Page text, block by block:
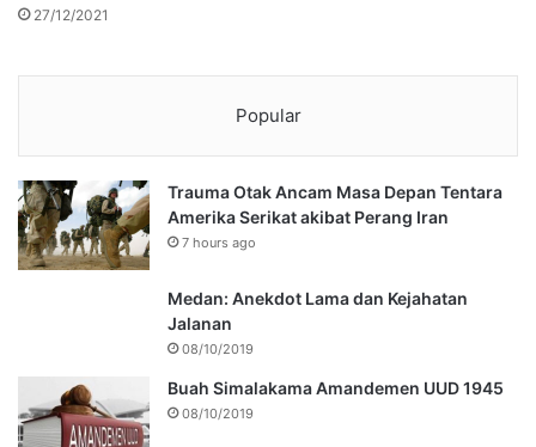
27/12/2021
Popular
Trauma Otak Ancam Masa Depan Tentara
Amerika Serikat akibat Perang Iran
7 hours ago
Medan: Anekdot Lama dan Kejahatan
Jalanan
08/10/2019
Buah Simalakama Amandemen UUD 1945
08/10/2019